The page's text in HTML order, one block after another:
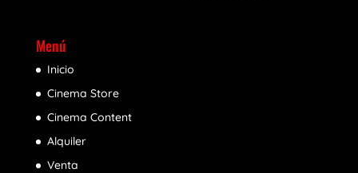
Menú
Inicio
Cinema Store
Cinema Content
Alquiler
Venta